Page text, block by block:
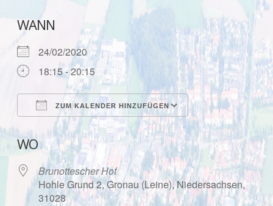
Spenden
WANN
24/02/2020
18:15 - 20:15
ZUM KALENDER HINZUFÜGEN
ICS herunterladen Google Kalender
WO
Brunottescher Hof
Hohle Grund 2, Gronau (Leine), Niedersachsen,
31028